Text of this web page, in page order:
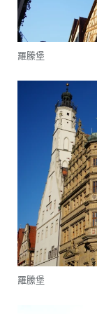
羅縢堡
羅縢堡